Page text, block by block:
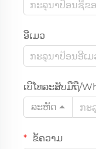
ອີເມວ
ເບີໂທລະສັບມືຖື/
ລະຫັດ
ຂໍ້ຄວາມ